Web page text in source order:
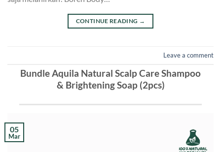
CONTINUE READING →
Leave a comment
Bundle Aquila Natural Scalp Care Shampoo
& Brightening Soap (2pcs)
05
Mar